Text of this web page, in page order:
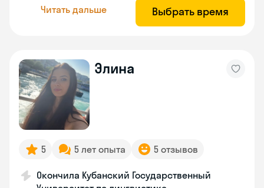
Читать дальше Выбрать время
Элина
5 5 лет опыта 5 отзывов
Окончила Кубанский Государственный